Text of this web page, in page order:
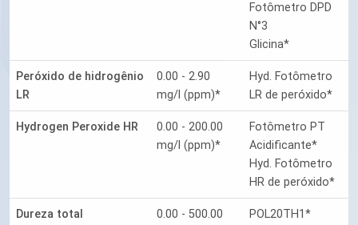
Fotômetro DPD
N°3
Glicina*
Peróxido de hidrogênio
LR
0.00 - 2.90
mg/l (ppm)*
Hyd. Fotômetro
LR de peróxido*
Hydrogen Peroxide HR
0.00 - 200.00
mg/l (ppm)*
Fotômetro PT
Acidificante*
Hyd. Fotômetro
HR de peróxido*
Dureza total
0.00 - 500.00
POL20TH1*